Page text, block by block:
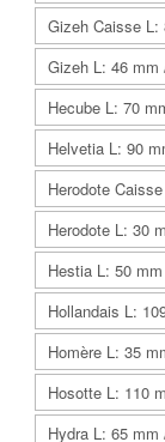
Gizeh Caisse
Gizeh L: 46 mm
Hecube L: 70
Helvetia L: 90
Herodote
Herodote L: 30
Hestia L: 50
Hollandais L:
Homère L: 35
Hosotte L: 110
Hydra L: 65